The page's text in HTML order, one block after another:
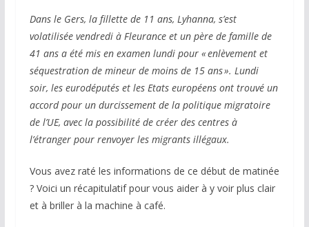
Dans le Gers, la fillette de 11 ans, Lyhanna, s’est
volatilisée vendredi à Fleurance et un père de famille de
41 ans a été mis en examen lundi pour « enlèvement et
séquestration de mineur de moins de 15 ans ». Lundi
soir, les eurodéputés et les Etats européens ont trouvé un
accord pour un durcissement de la politique migratoire
de l’UE, avec la possibilité de créer des centres à
l’étranger pour renvoyer les migrants illégaux.
Vous avez raté les informations de ce début de matinée
? Voici un récapitulatif pour vous aider à y voir plus clair
et à briller à la machine à café.